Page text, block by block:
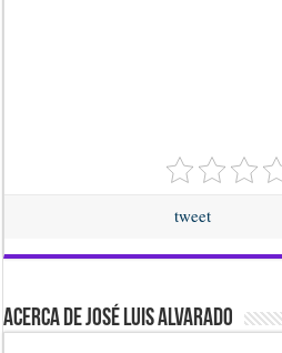
tweet
Acerca de José Luis Alvarado